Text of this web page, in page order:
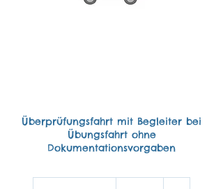
Überprüfungsfahrt mit Begleiter bei
Übungsfahrt ohne
Dokumentationsvorgaben